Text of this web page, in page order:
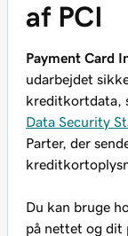
af PCI
Payment Card
udarbejdet
kreditkortdata,
Data Security
Parter, der
Du kan bruge
på nettet og dit